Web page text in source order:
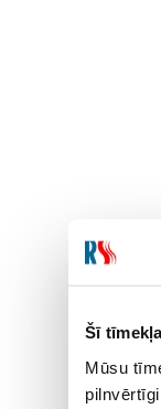
Šī
Mūsu